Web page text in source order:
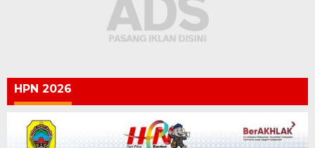
HPN 2026